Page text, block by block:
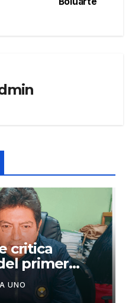
critica
primer
de Keiko
UNO